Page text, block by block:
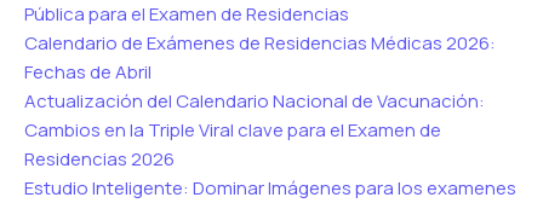
Pública para el Examen de Residencias
Calendario de Exámenes de Residencias Médicas 2026:
Fechas de Abril
Actualización del Calendario Nacional de Vacunación:
Cambios en la Triple Viral clave para el Examen de
Residencias 2026
Estudio Inteligente: Dominar Imágenes para los examenes